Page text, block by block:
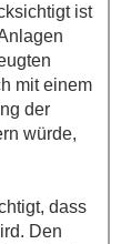
ist
mit einem
der
würde,
dass
Den